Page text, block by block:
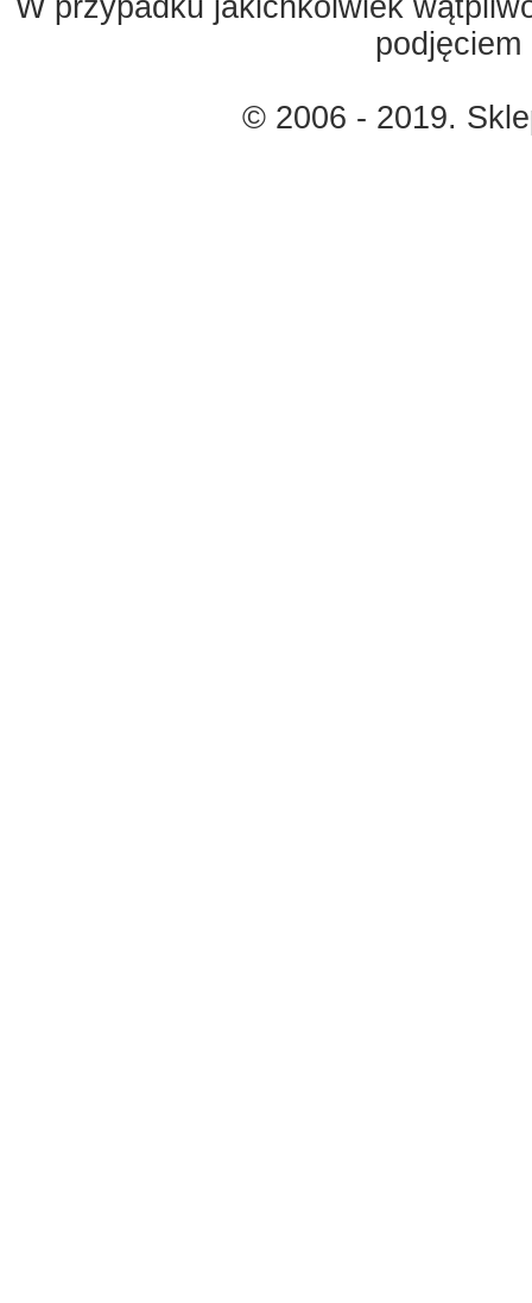
W przypadku jakichkolwiek
© 2006 - 2019.